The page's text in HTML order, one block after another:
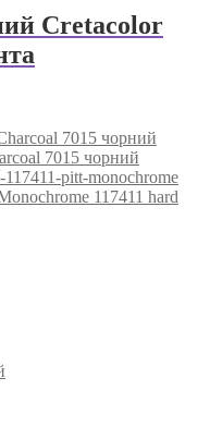
Cretacolor
7015 чорний
117411 hard